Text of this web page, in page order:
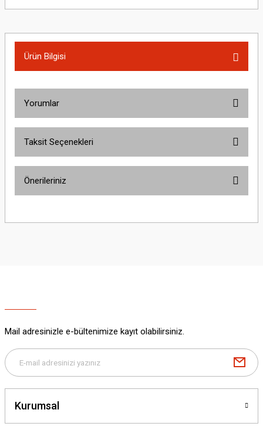
Ürün Bilgisi
Yorumlar
Taksit Seçenekleri
Önerileriniz
yetersiz gördüğünüz noktaları öneri formunu kullanarak tarafımıza
Bu ürüne benzer farklı alternatifler olmalı.
Mail adresinizle e-bültenimize kayıt olabilirsiniz.
Kurumsal